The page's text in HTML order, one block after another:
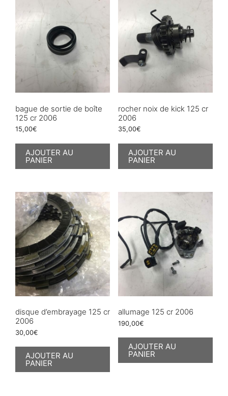
bague de sortie de boîte
125 cr 2006
15,00€
AJOUTER AU
PANIER
rocher noix de kick 125 cr
2006
35,00€
AJOUTER AU
PANIER
disque d’embrayage 125 cr
2006
30,00€
AJOUTER AU
PANIER
allumage 125 cr 2006
190,00€
AJOUTER AU
PANIER